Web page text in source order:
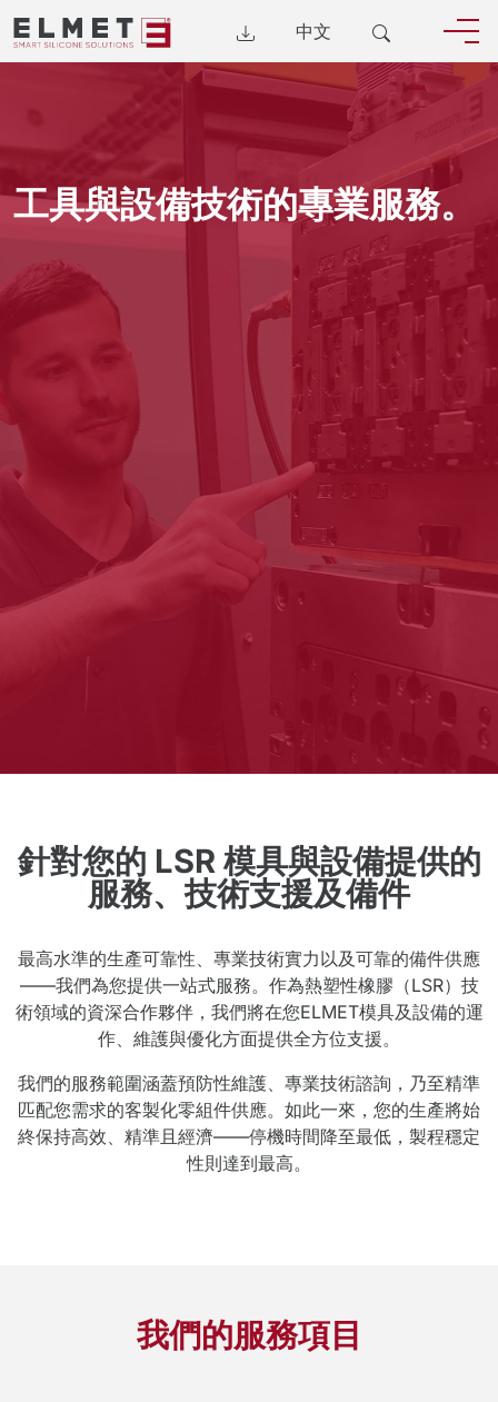
中文
工具與設備技術的專業服務。
針對您的 LSR 模具與設備提供的
服務、技術支援及備件
最高水準的生產可靠性、專業技術實力以及可靠的備件供應
——我們為您提供一站式服務。作為熱塑性橡膠（LSR）技
術領域的資深合作夥伴，我們將在您ELMET模具及設備的運
作、維護與優化方面提供全方位支援。
我們的服務範圍涵蓋預防性維護、專業技術諮詢，乃至精準
匹配您需求的客製化零組件供應。如此一來，您的生產將始
終保持高效、精準且經濟——停機時間降至最低，製程穩定
性則達到最高。
我們的服務項目